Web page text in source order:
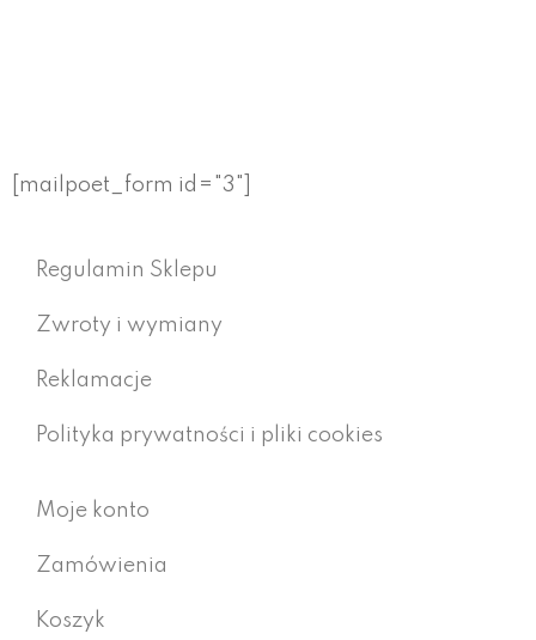
[mailpoet_form id="3"]
Regulamin Sklepu
Zwroty i wymiany
Reklamacje
Polityka prywatności i pliki cookies
Moje konto
Zamówienia
Koszyk